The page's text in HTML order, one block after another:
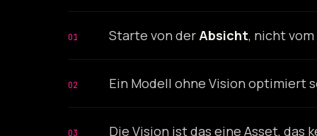
01 Starte von der Absicht, nicht
02 Ein Modell ohne Vision optimiert
03 Die Vision ist das eine Asset, das